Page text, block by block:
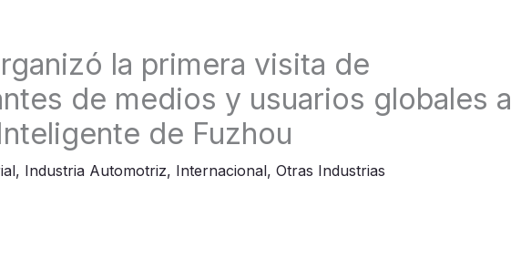
la primera visita de
de medios y usuarios globales a
de Fuzhou
, Industria Automotriz, Internacional, Otras Industrias